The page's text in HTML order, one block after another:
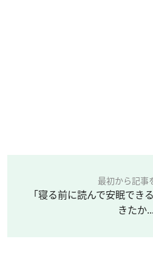
最初から記事
「寝る前に読んで安眠でき
きたか...